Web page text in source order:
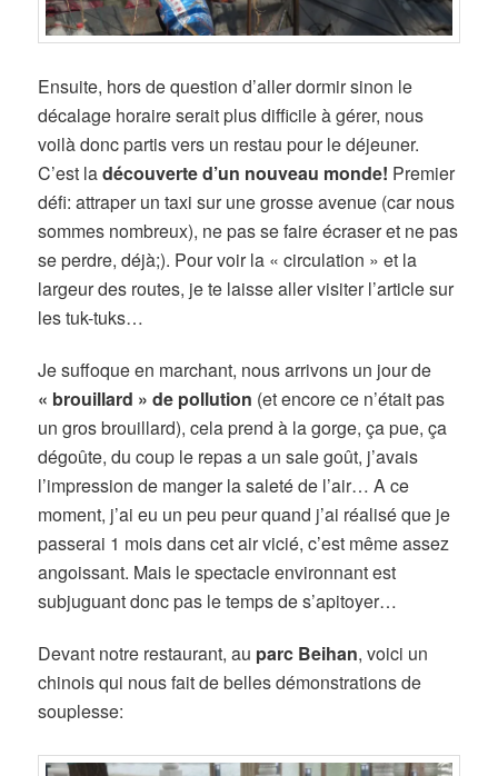
Ensuite, hors de question d’aller dormir sinon le
décalage horaire serait plus difficile à gérer, nous
voilà donc partis vers un restau pour le déjeuner.
C’est ladécouverte d’un nouveau monde! Premier
défi: attraper un taxi sur une grosse avenue (car nous
sommes nombreux), ne pas se faire écraser et ne pas
se perdre, déjà;). Pour voir la « circulation » et la
largeur des routes, je te laisse aller visiter l’article sur
les tuk-tuks…
Je suffoque en marchant, nous arrivons un jour de
« brouillard » de pollution (et encore ce n’était pas
un gros brouillard), cela prend à la gorge, ça pue, ça
dégoûte, du coup le repas a un sale goût, j’avais
l’impression de manger la saleté de l’air… A ce
moment, j’ai eu un peu peur quand j’ai réalisé que je
passerai 1 mois dans cet air vicié, c’est même assez
angoissant. Mais le spectacle environnant est
subjuguant donc pas le temps de s’apitoyer…
Devant notre restaurant, au parc Beihan, voici un
chinois qui nous fait de belles démonstrations de
souplesse: